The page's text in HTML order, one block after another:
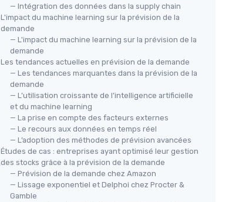
— Intégration des données dans la supply chain
L'impact du machine learning sur la prévision de la
demande
— L'impact du machine learning sur la prévision de la
demande
Les tendances actuelles en prévision de la demande
— Les tendances marquantes dans la prévision de la
demande
— L’utilisation croissante de l’intelligence artificielle
et du machine learning
— La prise en compte des facteurs externes
— Le recours aux données en temps réel
— L’adoption des méthodes de prévision avancées
Études de cas : entreprises ayant optimisé leur gestion
des stocks grâce à la prévision de la demande
— Prévision de la demande chez Amazon
— Lissage exponentiel et Delphoi chez Procter &
Gamble